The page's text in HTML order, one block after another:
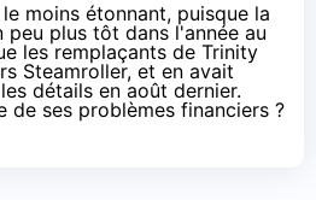
moins étonnant, puisque la
plus tôt dans l'année au
les remplaçants de Trinity
Steamroller, et en avait
détails en août dernier.
de ses problèmes financiers ?